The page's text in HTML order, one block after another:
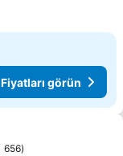
Fiyatları görün
ekle
656